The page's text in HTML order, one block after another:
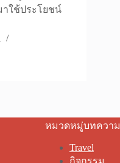
ใช้ประโยชน์
หมวดหมู่บทความ
Travel